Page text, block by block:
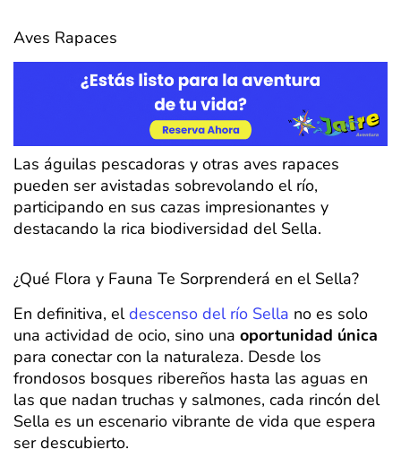
Aves Rapaces
Las águilas pescadoras y otras aves rapaces
pueden ser avistadas sobrevolando el río,
participando en sus cazas impresionantes y
destacando la rica biodiversidad del Sella.
¿Qué Flora y Fauna Te Sorprenderá en el Sella?
En definitiva, eldescenso del río Sella no es solo
una actividad de ocio, sino una oportunidad única
para conectar con la naturaleza. Desde los
frondosos bosques ribereños hasta las aguas en
las que nadan truchas y salmones, cada rincón del
Sella es un escenario vibrante de vida que espera
ser descubierto.